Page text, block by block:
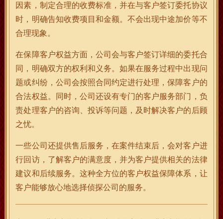
因素，制定合理的收费标准，并在与客户签订委托协议
时，明确告知收费项目和金额。不会出现中途加价等不
合理现象。
在保障客户权益方面，公司会与客户签订详细的委托合
同，明确双方的权利和义务。如果在服务过程中出现问
题或纠纷，公司会按照合同约定进行处理，保障客户的
合法权益。同时，公司还设有专门的客户服务部门，负
责处理客户的咨询、投诉等问题，及时解决客户的后顾
之忧。
一些公司还提供售后服务，在案件结束后，会对客户进
行回访，了解客户的满意度，并为客户提供相关的法律
建议和后续服务。这种全方位的客户权益保障体系，让
客户能够放心地选择侦探公司的服务。